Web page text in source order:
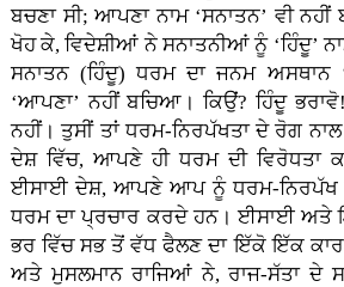
ਬਚਣਾ ਸੀ; ਆਪਣਾ ਨਾਮ ‘ਸਨਾਤਨ’ ਵੀ
ਖੋਹ ਕੇ, ਵਿਦੇਸ਼ੀਆਂ ਨੇ ਸਨਾਤਨੀਆਂ ਨੂੰ ‘ਹਿੰਦੂ’
ਸਨਾਤਨ (ਹਿੰਦੂ) ਧਰਮ ਦਾ ਜਨਮ ਅਸਥਾਨ
‘ਆਪਣਾ’ ਨਹੀਂ ਬਚਿਆ। ਕਿਉਂ? ਹਿੰਦੂ
ਨਹੀਂ। ਤੁਸੀਂ ਤਾਂ ਧਰਮ-ਨਿਰਪੱਖਤਾ ਦੇ ਰੋਗ
ਦੇਸ਼ ਵਿੱਚ, ਆਪਣੇ ਹੀ ਧਰਮ ਦੀ ਵਿਰੋਧਤਾ
ਈਸਾਈ ਦੇਸ਼, ਆਪਣੇ ਆਪ ਨੂੰ ਧਰਮ-
ਧਰਮ ਦਾ ਪ੍ਰਚਾਰ ਕਰਦੇ ਹਨ। ਈਸਾਈ ਅਤੇ
ਭਰ ਵਿੱਚ ਸਭ ਤੋਂ ਵੱਧ ਫੈਲਣ ਦਾ ਇੱਕੋ ਇੱਕ
ਅਤੇ ਮੁਸਲਮਾਨ ਰਾਜਿਆਂ ਨੇ, ਰਾਜ-ਸੱਤਾ ਦੇ